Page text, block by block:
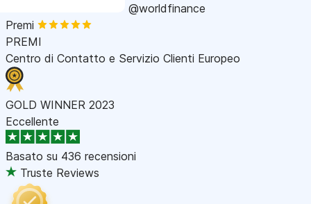
@worldfinance
Premi
PREMI
Centro di Contatto e Servizio Clienti Europeo
GOLD WINNER 2023
Eccellente
Basato su 436 recensioni
Truste Reviews